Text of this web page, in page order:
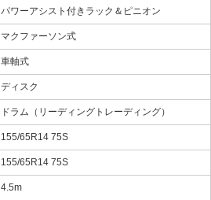
パワーアシスト付きラック＆ピニオン
マクファーソン式
車軸式
ディスク
ドラム（リーディングトレーディング）
155/65R14 75S
155/65R14 75S
4.5m